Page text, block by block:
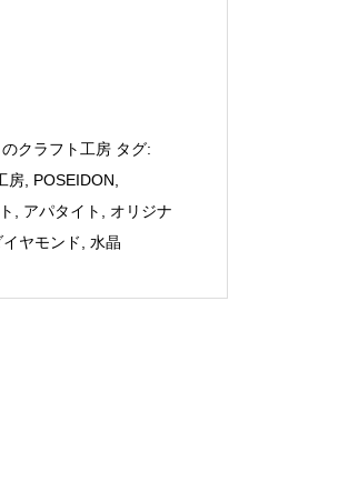
クラフト工房 タグ:
房 POSEIDON
アパタイト
オリジナ
ヤモンド ,水晶